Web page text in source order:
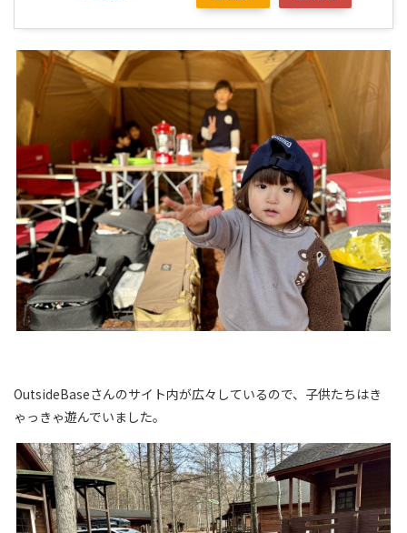
OutsideBaseさんのサイト内が広々しているので、子供たちはき
ゃっきゃ遊んでいました。